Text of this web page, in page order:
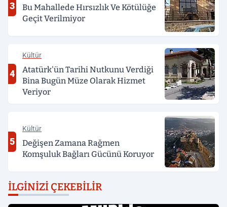
3
Bu Mahallede Hırsızlık Ve Kötülüğe
Geçit Verilmiyor
4
Kültür
Atatürk'ün Tarihi Nutkunu Verdiği
Bina Bugün Müze Olarak Hizmet
Veriyor
5
Kültür
Değişen Zamana Rağmen
Komşuluk Bağları Gücünü Koruyor
İLGINIZI ÇEKEBILIR